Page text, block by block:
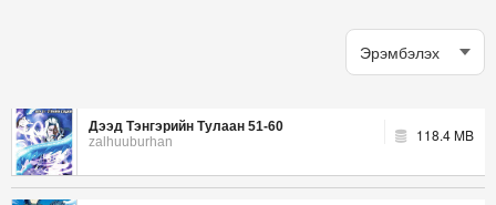
Дээд Тэнгэрийн Тулаан 51-60
zalhuuburhan
118.4 MB